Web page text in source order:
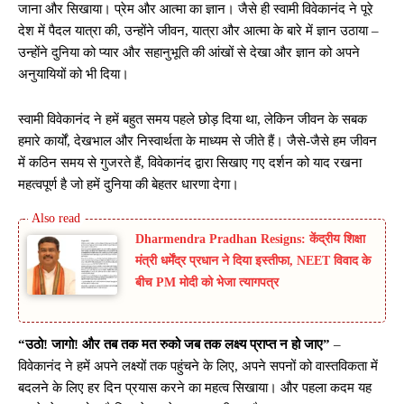
जाना और सिखाया। प्रेम और आत्मा का ज्ञान। जैसे ही स्वामी विवेकानंद ने पूरे
देश में पैदल यात्रा की, उन्होंने जीवन, यात्रा और आत्मा के बारे में ज्ञान उठाया –
उन्होंने दुनिया को प्यार और सहानुभूति की आंखों से देखा और ज्ञान को अपने
अनुयायियों को भी दिया।
स्वामी विवेकानंद ने हमें बहुत समय पहले छोड़ दिया था, लेकिन जीवन के सबक
हमारे कार्यों, देखभाल और निस्वार्थता के माध्यम से जीते हैं। जैसे-जैसे हम जीवन
में कठिन समय से गुजरते हैं, विवेकानंद द्वारा सिखाए गए दर्शन को याद रखना
महत्वपूर्ण है जो हमें दुनिया की बेहतर धारणा देगा।
Dharmendra Pradhan Resigns: केंद्रीय शिक्षा
मंत्री धर्मेंद्र प्रधान ने दिया इस्तीफा, NEET विवाद के
बीच PM मोदी को भेजा त्यागपत्र
“उठो! जागो! और तब तक मत रुको जब तक लक्ष्य प्राप्त न हो जाए” –
विवेकानंद ने हमें अपने लक्ष्यों तक पहुंचने के लिए, अपने सपनों को वास्तविकता में
बदलने के लिए हर दिन प्रयास करने का महत्व सिखाया। और पहला कदम यह